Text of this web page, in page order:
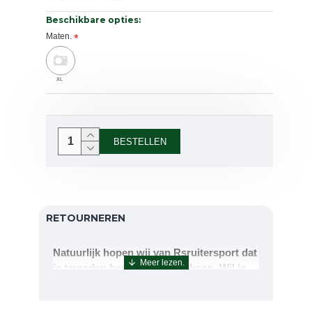
Beschikbare opties:
Maten.
XL
BESTELLEN
RETOURNEREN
Natuurlijk hopen wij van Rsruitersport dat
je tevreden bent met uw aankoop. Wil je